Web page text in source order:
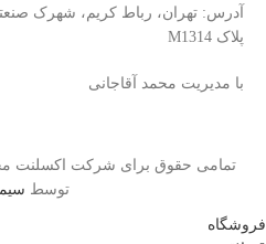
آدرس: تهران، رباط کریم، شهرک
پلاک M1314
با مدیریت محمد آقاجانی
تمامی حقوق برای شرکت اکسلنت
توسط
فروشگاه